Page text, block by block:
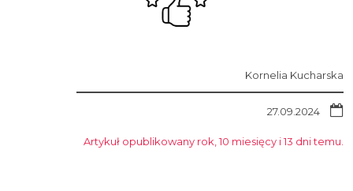
Kornelia Kucharska
27.09.2024
Artykuł opublikowany rok, 10 miesięcy i 13 dni temu.